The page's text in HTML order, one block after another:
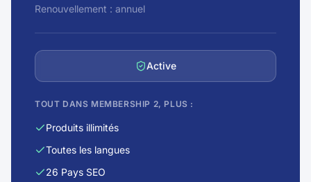
Renouvellement : annuel
Active
TOUT DANS MEMBERSHIP 2, PLUS :
Produits illimités
Toutes les langues
26 Pays SEO